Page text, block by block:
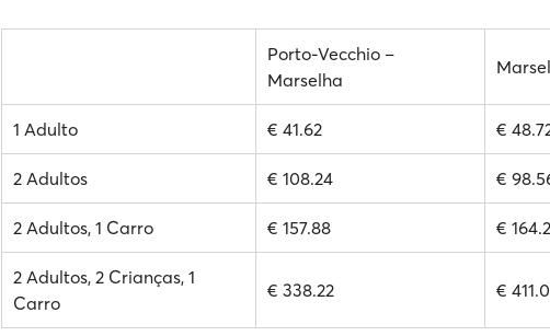
Porto-Vecchio –
Marselha
1 Adulto € 41.62 €
2 Adultos € 108.24 €
2 Adultos, 1 Carro € 157.88 €
2 Adultos, 2 Crianças, 1
Carro
€ 338.22 €